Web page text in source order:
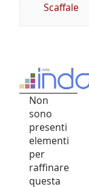
Scaffale
Non
sono
presenti
elementi
per
raffinare
questa